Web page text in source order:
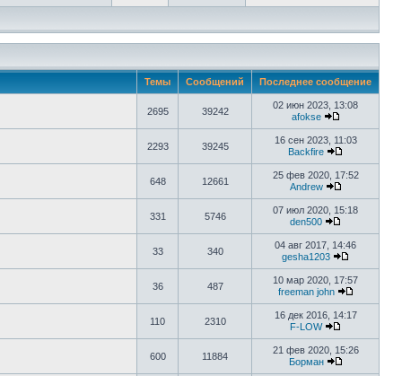
Темы Сообщений Последнее сообщение
2695 39242
02 июн 2023, 13:08
afokse
2293 39245
16 сен 2023, 11:03
Backfire
648 12661
25 фев 2020, 17:52
Аndrew
331 5746
07 июл 2020, 15:18
den500
33 340
04 авг 2017, 14:46
gesha1203
36 487
10 мар 2020, 17:57
freeman john
110 2310
16 дек 2016, 14:17
F-LOW
600 11884
21 фев 2020, 15:26
Борман